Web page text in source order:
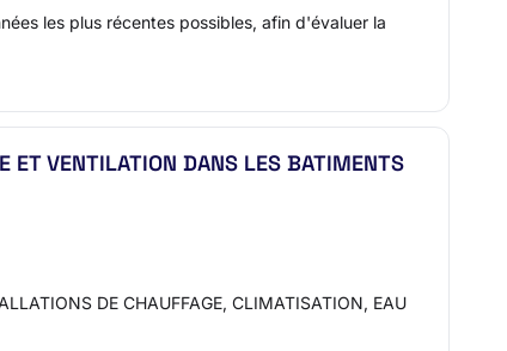
les plus récentes possibles, afin d'évaluer la
ET VENTILATION DANS LES BATIMENTS
DE CHAUFFAGE, CLIMATISATION, EAU